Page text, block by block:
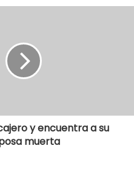
y encuentra a su
muerta